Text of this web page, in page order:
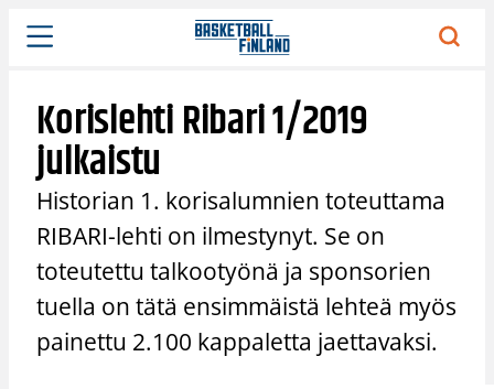
Siirry
sisältöön
Korislehti Ribari 1/2019
julkaistu
Historian 1. korisalumnien toteuttama
RIBARI-lehti on ilmestynyt. Se on
toteutettu talkootyönä ja sponsorien
tuella on tätä ensimmäistä lehteä myös
painettu 2.100 kappaletta jaettavaksi.